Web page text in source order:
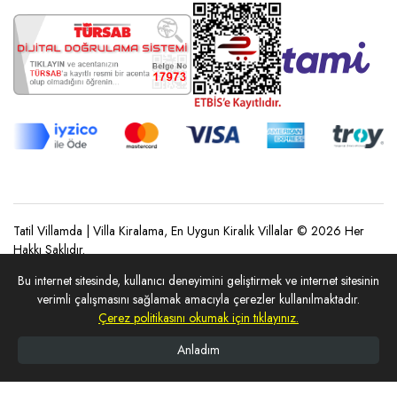
Tatil Villamda | Villa Kiralama, En Uygun Kiralık Villalar © 2026 Her
Hakkı Saklıdır.
REZERVASYON YAP
Bu internet sitesinde, kullanıcı deneyimini geliştirmek ve internet sitesinin
verimli çalışmasını sağlamak amacıyla çerezler kullanılmaktadır.
Çerez politikasını okumak için tıklayınız.
Anladım